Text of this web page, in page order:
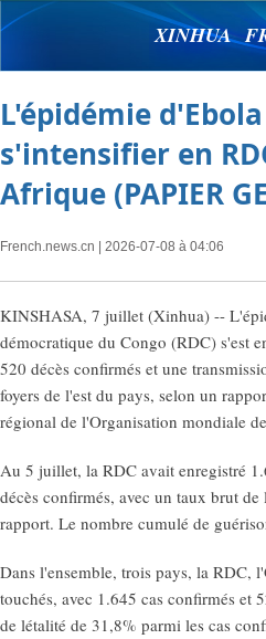
XINHUA
L'épidémie
s'intensifier en
Afrique (PAPIER
French.news.cn | 2026-07-08 à 04:06
KINSHASA, 7 juillet (Xinhua) --
démocratique du Congo (RDC) s'est
520 décès confirmés et une
foyers de l'est du pays, selon un
régional de l'Organisation mondiale
Au 5 juillet, la RDC avait enregistré
décès confirmés, avec un taux brut
rapport. Le nombre cumulé de
Dans l'ensemble, trois pays, la RDC,
touchés, avec 1.645 cas confirmés et
de létalité de 31,8% parmi les cas